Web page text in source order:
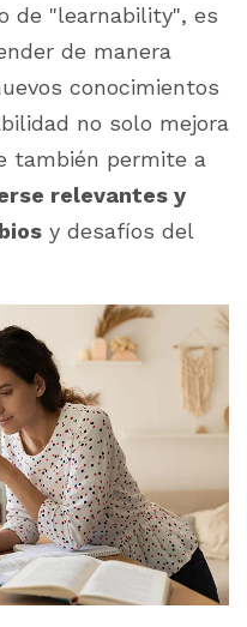
de "learnability", es
de manera
conocimientos
no solo mejora
también permite a
relevantes y
y desafíos del